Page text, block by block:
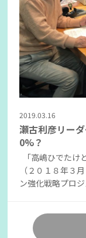
2019.03.16
瀬古利彦リー
0%？
「高嶋ひでたけ
（２０１８年３
ン強化戦略プロ